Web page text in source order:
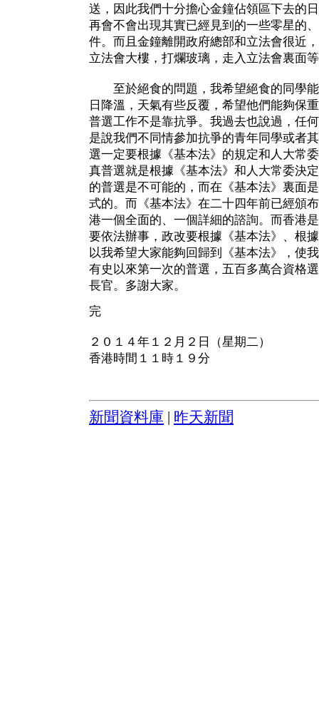
送，因此我們十分擔心金鐘佔領區下去的
再會不會出現其實已經見到的一些零星的
件。而且金鐘離開政府總部和立法會很近
立法會大樓，打爛玻璃，走入立法會裏面
至於絕食的問題，我希望絕食的同學能
日降溫，天氣有些反覆，希望他們能夠保
普選工作不是靠抗爭。我過去也說過，任
是說我們不同情參加抗爭的青年同學或者
選一定要根據《基本法》的規定和人大常
真普選就是根據《基本法》和人大常委決
的普選是不可能的，而在《基本法》裏面
式的。而《基本法》在二十四年前已經頒
港一個全面的、一個詳細的諮詢。而香港
要依法辦事，政改要根據《基本法》、根
以我希望大家能夠回歸到《基本法》，使
有史以來第一次的普選，五百多萬合資格
長官。多謝大家。
完
２０１４年１２月２日（星期二）
香港時間１１時１９分
新聞資料庫 昨天新聞